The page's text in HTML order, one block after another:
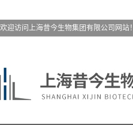
欢迎访问上海昔今生物集团有限公司网站！